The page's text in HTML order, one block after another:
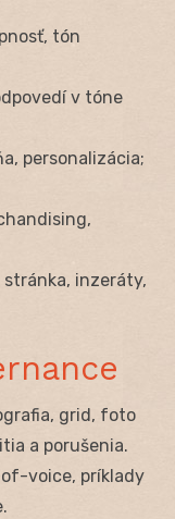
tón
v tóne
personalizácia;
stránka, inzeráty,
grid, foto
a porušenia.
voice, príklady